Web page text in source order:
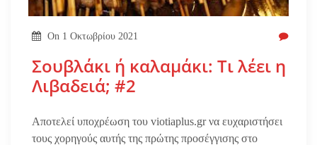
On 1 Οκτωβρίου 2021
Σουβλάκι ή καλαμάκι: Τι λέει η
Λιβαδειά; #2
Αποτελεί υποχρέωση του viotiaplus.gr να ευχαριστήσει
τους χορηγούς αυτής της πρώτης προσέγγισης στο